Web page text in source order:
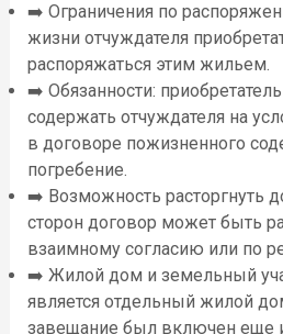
➡️ Ограничения по
жизни отчуждателя
распоряжаться этим жильем.
➡️ Обязанности:
содержать отчуждателя на
в договоре пожизненного
погребение.
➡️ Возможность расторгнуть
сторон договор может быть
взаимному согласию или по
➡️ Жилой дом и земельный
является отдельный жилой
завещание был включен еще